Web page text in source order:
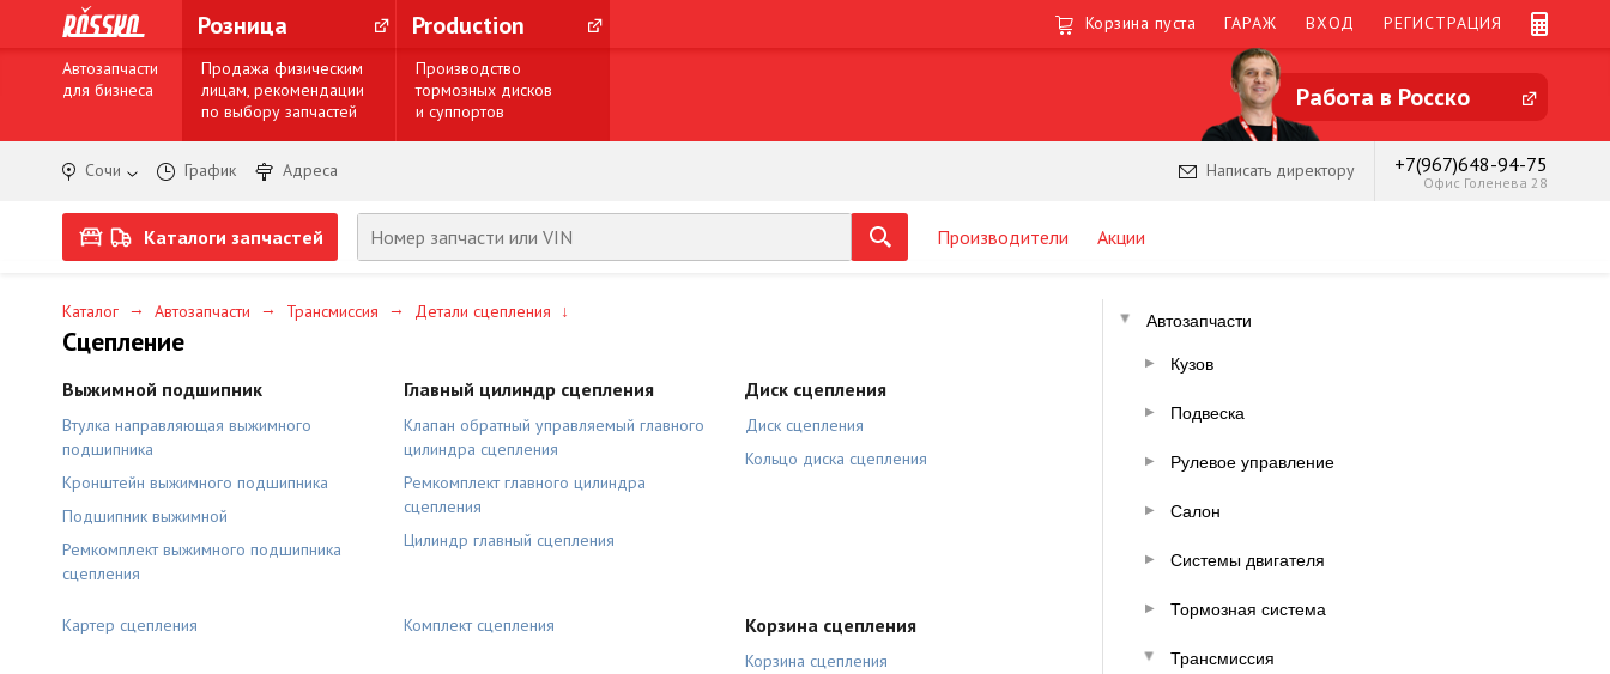
Розница Production Корзина пуста ГАРАЖ ВХОД РЕГИСТРАЦИЯ
Автозапчасти
для бизнеса
Продажа физическим
лицам, рекомендации
по выбору запчастей
Производство
тормозных дисков
и суппортов
Работа в Росско
Сочи График Адреса Написать директору +7(967)648-94-75
Офис Голенева 28
Каталоги запчастей Производители Акции
Каталог → Автозапчасти → Трансмиссия → Детали сцепления ↓
Сцепление
Выжимной подшипник
Втулка направляющая выжимного
подшипника
Кронштейн выжимного подшипника
Подшипник выжимной
Ремкомплект выжимного подшипника
сцепления
Главный цилиндр сцепления
Клапан обратный управляемый главного
цилиндра сцепления
Ремкомплект главного цилиндра
сцепления
Цилиндр главный сцепления
Диск сцепления
Диск сцепления
Кольцо диска сцепления
Картер сцепления Комплект сцепления Корзина сцепления
Корзина сцепления
Автозапчасти
Кузов
Подвеска
Рулевое управление
Салон
Системы двигателя
Тормозная система
Трансмиссия